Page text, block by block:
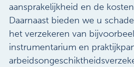
aansprakelijkheid en de
Daarnaast bieden we u
het verzekeren van
instrumentarium en